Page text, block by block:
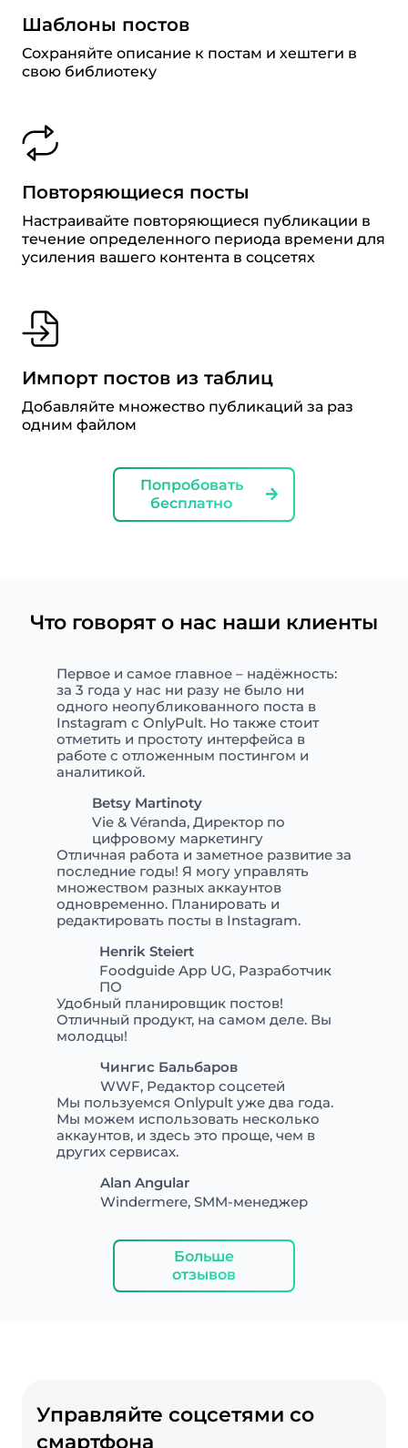
Шаблоны постов
Сохраняйте описание к постам и хештеги в
свою библиотеку
Повторяющиеся посты
Настраивайте повторяющиеся публикации в
течение определенного периода времени для
усиления вашего контента в соцсетях
Импорт постов из таблиц
Добавляйте множество публикаций за раз
одним файлом
Попробовать
бесплатно
Что говорят о нас наши клиенты
Первое и самое главное – надёжность:
за 3 года у нас ни разу не было ни
одного неопубликованного поста в
Instagram с OnlyPult. Но также стоит
отметить и простоту интерфейса в
работе с отложенным постингом и
аналитикой.
Betsy Martinoty
Vie & Véranda, Директор по
цифровому маркетингу
Отличная работа и заметное развитие за
последние годы! Я могу управлять
множеством разных аккаунтов
одновременно. Планировать и
редактировать посты в Instagram.
Henrik Steiert
Foodguide App UG, Разработчик
ПО
Удобный планировщик постов!
Отличный продукт, на самом деле. Вы
молодцы!
Чингис Бальбаров
WWF, Редактор соцсетей
Мы пользуемся Onlypult уже два года.
Мы можем использовать несколько
аккаунтов, и здесь это проще, чем в
других сервисах.
Alan Angular
Windermere, SMM-менеджер
Больше
отзывов
Управляйте соцсетями со
смартфона